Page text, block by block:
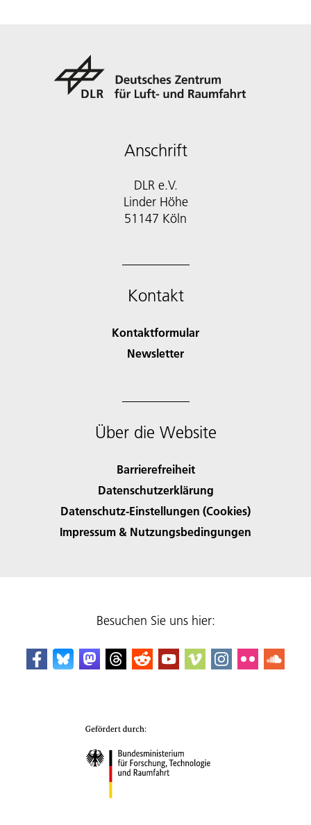
Anschrift
DLR e.V.
Linder Höhe
51147 Köln
Kontakt
Kontaktformular
Newsletter
Über die Website
Barrierefreiheit
Datenschutzerklärung
Datenschutz-Einstellungen (Cookies)
Impressum & Nutzungsbedingungen
Besuchen Sie uns hier: